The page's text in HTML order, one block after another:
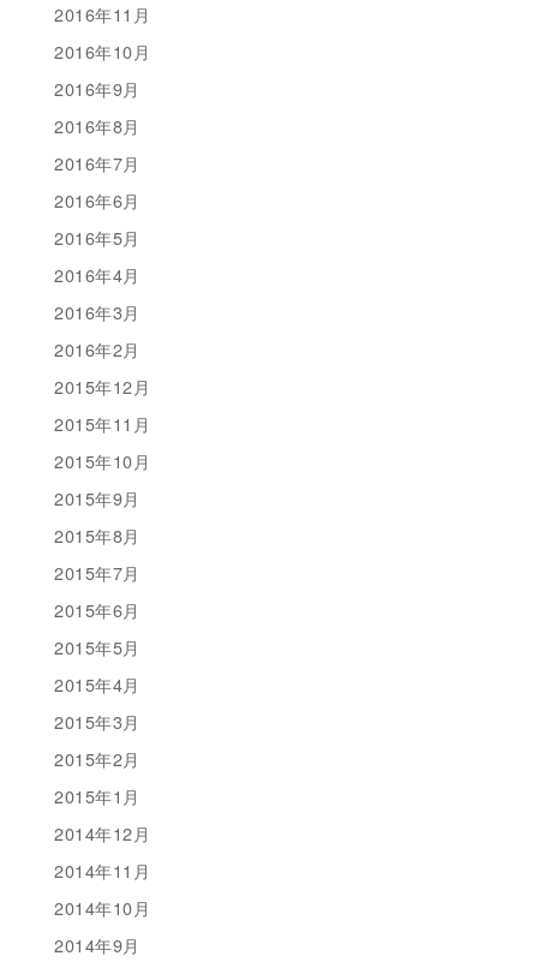
2016年11月
2016年10月
2016年9月
2016年8月
2016年7月
2016年6月
2016年5月
2016年4月
2016年3月
2016年2月
2015年12月
2015年11月
2015年10月
2015年9月
2015年8月
2015年7月
2015年6月
2015年5月
2015年4月
2015年3月
2015年2月
2015年1月
2014年12月
2014年11月
2014年10月
2014年9月